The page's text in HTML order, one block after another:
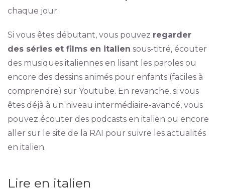
chaque jour.
Si vous êtes débutant, vous pouvez regarder
des séries et films en italien sous-titré, écouter
des musiques italiennes en lisant les paroles ou
encore des dessins animés pour enfants (faciles à
comprendre) sur Youtube. En revanche, si vous
êtes déjà à un niveau intermédiaire-avancé, vous
pouvez écouter des podcasts en italien ou encore
aller sur le site de la RAI pour suivre les actualités
en italien.
Lire en italien